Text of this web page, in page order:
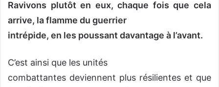
Ravivons plutôt en eux, chaque fois que cela
arrive, la flamme du guerrier
intrépide, en les poussant davantage à l’avant.
C’est ainsi que les unités
combattantes deviennent plus résilientes et que